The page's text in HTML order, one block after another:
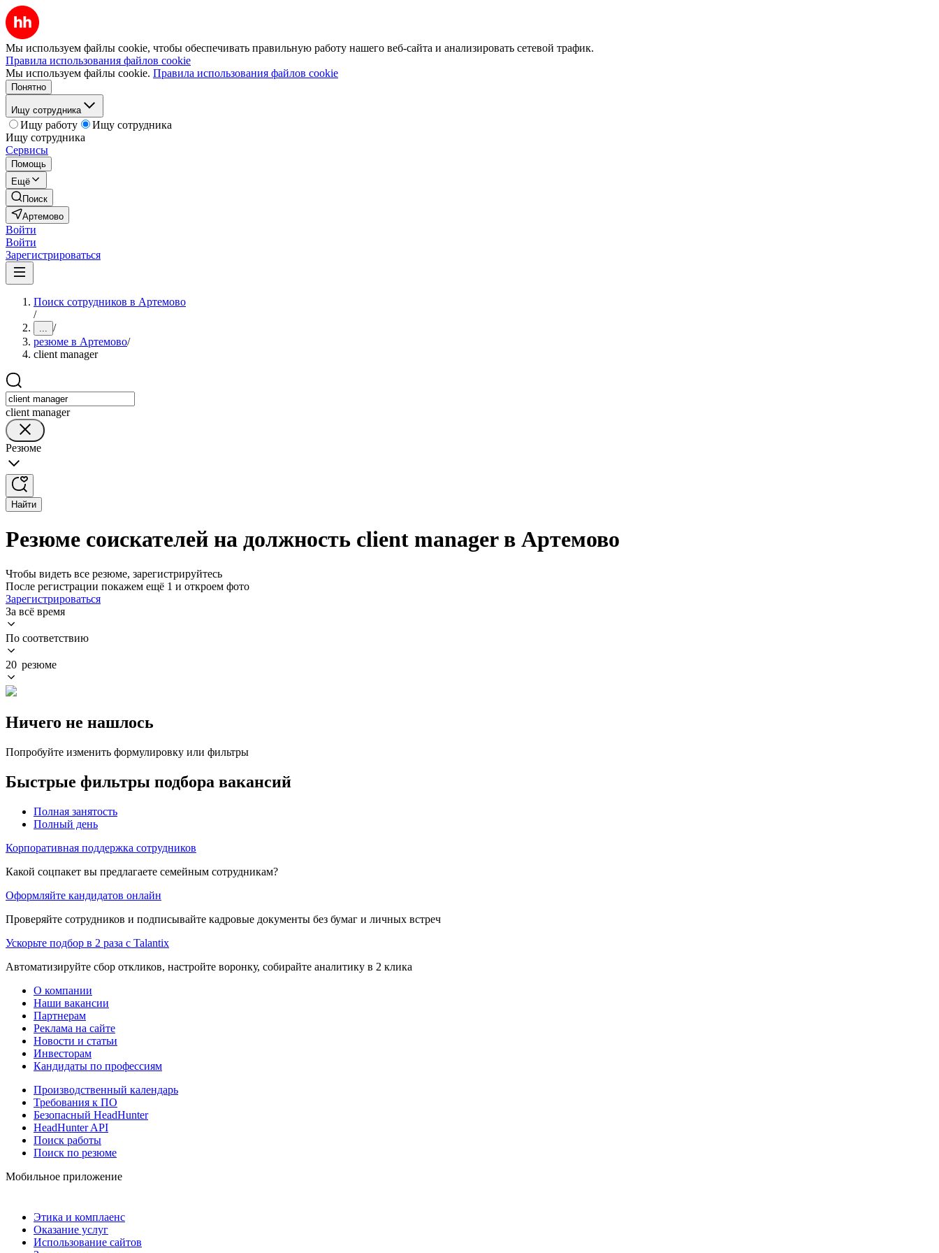
Мы используем файлы cookie, чтобы обеспечивать правильную работу нашего веб-сайта и анализировать сетевой трафик.
Правила использования файлов cookie
Мы используем файлы cookie. Правила использования файлов cookie
Понятно
Ищу сотрудника
Ищу работу
Ищу сотрудника
Ищу сотрудника
Сервисы
Помощь
Ещё
Поиск
Артемово
Войти
Войти
Зарегистрироваться
Поиск сотрудников в Артемово
/
... /
резюме в Артемово/
client manager
client manager
Резюме
Найти
Резюме соискателей на должность client manager в Артемово
Чтобы видеть все резюме, зарегистрируйтесь
После регистрации покажем ещё 1 и откроем фото
Зарегистрироваться
За всё время
По соответствию
20 резюме
Ничего не нашлось
Попробуйте изменить формулировку или фильтры
Быстрые фильтры подбора вакансий
Полная занятость
Полный день
Корпоративная поддержка сотрудников
Какой соцпакет вы предлагаете семейным сотрудникам?
Оформляйте кандидатов онлайн
Проверяйте сотрудников и подписывайте кадровые документы без бумаг и личных встреч
Ускорьте подбор в 2 раза с Talantix
Автоматизируйте сбор откликов, настройте воронку, собирайте аналитику в 2 клика
О компании
Наши вакансии
Партнерам
Реклама на сайте
Новости и статьи
Инвесторам
Кандидаты по профессиям
Производственный календарь
Требования к ПО
Безопасный HeadHunter
HeadHunter API
Поиск работы
Поиск по резюме
Мобильное приложение
Этика и комплаенс
Оказание услуг
Использование сайтов